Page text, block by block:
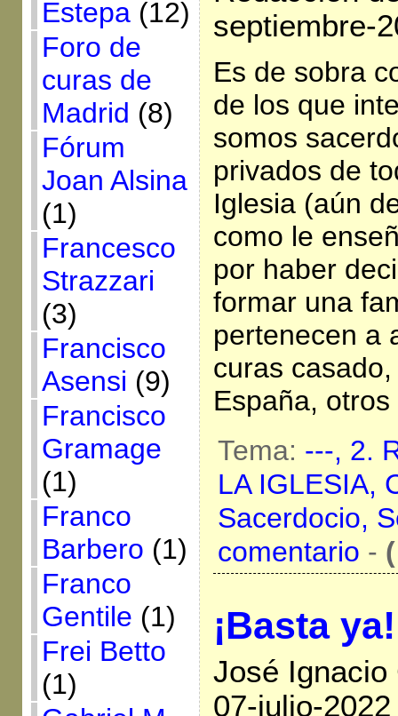
Estepa(12)
Foro de
curas de
Madrid (8)
Fórum
Joan Alsina
(1)
Francesco
Strazzari
(3)
Francisco
Asensi (9)
Francisco
Gramage
(1)
Franco
Barbero (1)
Franco
Gentile (1)
Frei Betto
(1)
septiembre-
Es de sobra
de los que
somos
privados de
Iglesia (aún
como le
por haber
formar una
pertenecen a
curas
España,
Tema: ---, 2.
LA IGLESIA,
Sacerdocio,
comentario -
¡Basta ya!
José Ignacio
07-julio-2022